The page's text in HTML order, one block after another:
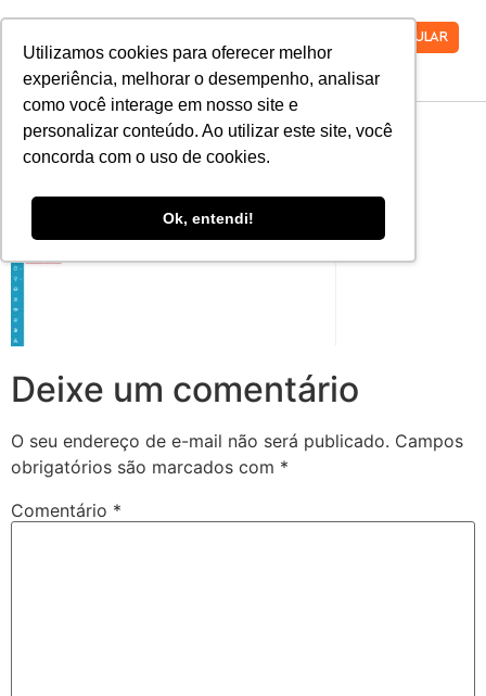
Utilizamos cookies para oferecer melhor
experiência, melhorar o desempenho, analisar
como você interage em nosso site e
personalizar conteúdo. Ao utilizar este site, você
concorda com o uso de cookies.
Ok, entendi!
VESTIBULAR
REMATRICULA-08
Deixe um comentário
O seu endereço de e-mail não será publicado. Campos
obrigatórios são marcados com *
Comentário *